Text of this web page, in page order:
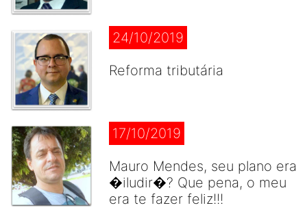
24/10/2019
Reforma tributária
17/10/2019
Mauro Mendes, seu plano era
�iludir�? Que pena, o meu
era te fazer feliz!!!